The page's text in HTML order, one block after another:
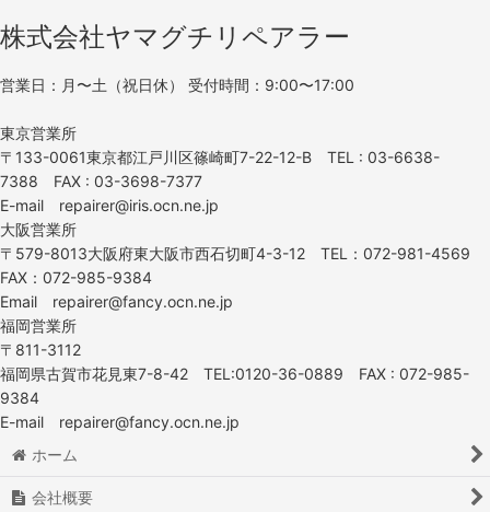
大広
アンティーク椅子
西村製作所
大阪サイン
TOTO
小野シャンブル
滝川
パイオニア
ウエラ
株式会社ヤマグチリペアラー
営業日：月〜土（祝日休） 受付時間：9:00〜17:00
東京営業所
〒133-0061東京都江戸川区篠崎町7-22-12-B TEL : 03-6638-
7388 FAX : 03-3698-7377
E-mail repairer@iris.ocn.ne.jp
大阪営業所
〒579-8013大阪府東大阪市西石切町4-3-12 TEL：072-981-4569
FAX：072-985-9384
Email repairer@fancy.ocn.ne.jp
福岡営業所
〒811-3112
福岡県古賀市花見東7-8-42 TEL:0120-36-0889 FAX : 072-985-
9384
E-mail repairer@fancy.ocn.ne.jp
ホーム
会社概要